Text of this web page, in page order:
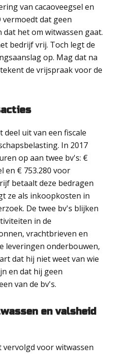
van cacaoveegsel en
vermoedt dat geen
het om witwassen gaat.
bedrijf vrij. Toch legt de
op. Mag dat na
de vrijspraak voor de
uit van een fiscale
In 2017
op aan twee bv's: €
en € 753.280 voor
betaalt deze bedragen
ze als inkoopkosten in
De twee bv's blijken
in de
vrachtbrieven en
leveringen onderbouwen,
dat hij niet weet van wie
en dat hij geen
van de bv's.
en valsheid
voor witwassen